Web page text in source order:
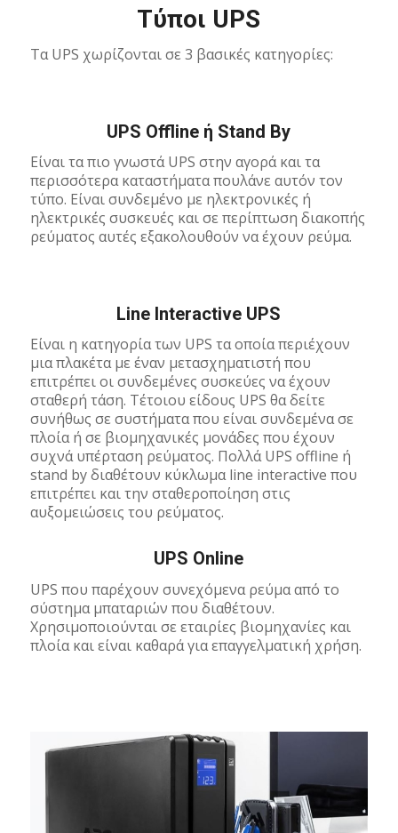
Τύποι UPS
Τα UPS χωρίζονται σε 3 βασικές κατηγορίες:
UPS Offline ή Stand By
Είναι τα πιο γνωστά UPS στην αγορά και τα
περισσότερα καταστήματα πουλάνε αυτόν τον
τύπο. Είναι συνδεμένο με ηλεκτρονικές ή
ηλεκτρικές συσκευές και σε περίπτωση διακοπής
ρεύματος αυτές εξακολουθούν να έχουν ρεύμα.
Line Interactive UPS
Είναι η κατηγορία των UPS τα οποία περιέχουν
μια πλακέτα με έναν μετασχηματιστή που
επιτρέπει οι συνδεμένες συσκεύες να έχουν
σταθερή τάση. Τέτοιου είδους UPS θα δείτε
συνήθως σε συστήματα που είναι συνδεμένα σε
πλοία ή σε βιομηχανικές μονάδες που έχουν
συχνά υπέρταση ρεύματος. Πολλά UPS offline ή
stand by διαθέτουν κύκλωμα line interactive που
επιτρέπει και την σταθεροποίηση στις
αυξομειώσεις του ρεύματος.
UPS Online
UPS που παρέχουν συνεχόμενα ρεύμα από το
σύστημα μπαταριών που διαθέτουν.
Χρησιμοποιούνται σε εταιρίες βιομηχανίες και
πλοία και είναι καθαρά για επαγγελματική χρήση.